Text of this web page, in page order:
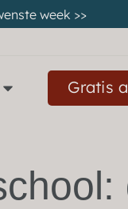
week >>
Gratis